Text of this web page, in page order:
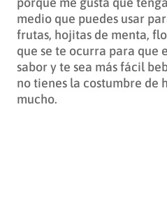
medio que puedes usar
frutas, hojitas de menta,
que se te ocurra para que
sabor y te sea más fácil
no tienes la costumbre de
mucho.